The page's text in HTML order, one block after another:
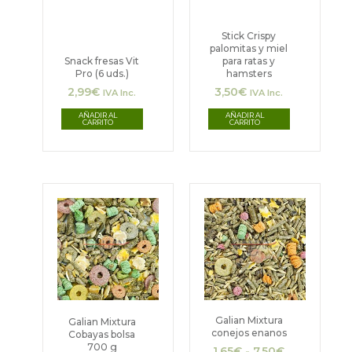
Snack fresas Vit
Pro (6 uds.)
2,99€ IVA Inc.
AÑADIR AL
CARRITO
Stick Crispy
palomitas y miel
para ratas y
hamsters
3,50€ IVA Inc.
AÑADIR AL
CARRITO
Galian Mixtura
Cobayas bolsa
700 g
Galian Mixtura
conejos enanos
de
precios:
desde
1,65€
hasta
7,50€
Este
producto
tiene
múltiples
variantes.
Las
opciones